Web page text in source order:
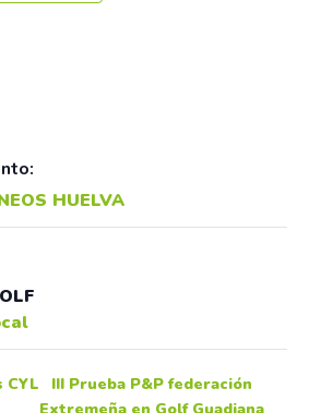
HUELVA
CYL
III Prueba P&P federación
Extremeña en Golf Guadiana